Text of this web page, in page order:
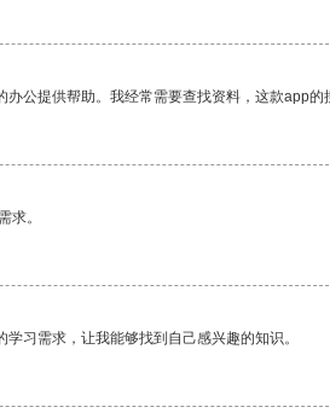
公提供帮助。我经常需要查找资料，这款app的
求。
习需求，让我能够找到自己感兴趣的知识。